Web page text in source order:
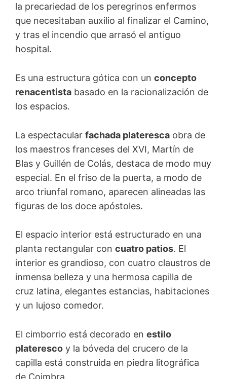
la precariedad de los peregrinos enfermos
que necesitaban auxilio al finalizar el Camino,
y tras el incendio que arrasó el antiguo
hospital.
Es una estructura gótica con un concepto
renacentista basado en la racionalización de
los espacios.
La espectacular fachada plateresca obra de
los maestros franceses del XVI, Martín de
Blas y Guillén de Colás, destaca de modo muy
especial. En el friso de la puerta, a modo de
arco triunfal romano, aparecen alineadas las
figuras de los doce apóstoles.
El espacio interior está estructurado en una
planta rectangular con cuatro patios. El
interior es grandioso, con cuatro claustros de
inmensa belleza y una hermosa capilla de
cruz latina, elegantes estancias, habitaciones
y un lujoso comedor.
El cimborrio está decorado en estilo
plateresco y la bóveda del crucero de la
capilla está construida en piedra litográfica
de Coimbra.